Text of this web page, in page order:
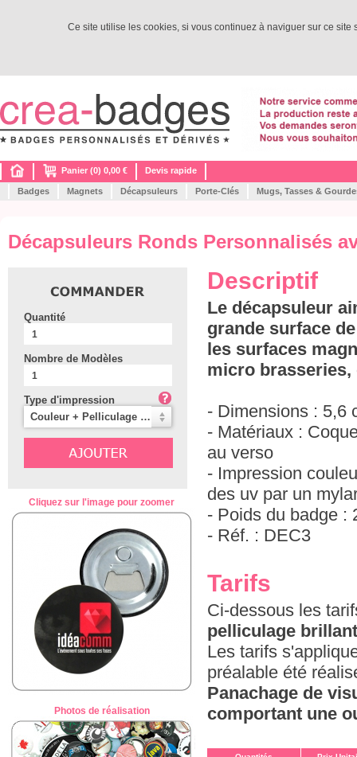
Ce site utilise les cookies, si vous continuez à naviguer sur ce
Panier (0) 0,00 € Devis rapide
Badges Magnets Décapsuleurs Porte-Clés Mugs, Tasses &
Décapsuleurs Ronds Personnalisés
Quantité
Nombre de Modèles
Type d'impression
Couleur + Pelliculage Brillant (Classique)
Cliquez sur l'image pour zoomer
Photos de réalisation
Descriptif
Le décapsuleur
grande surface
les surfaces
micro brasseries,
- Dimensions : 5,6
- Matériaux :
au verso
- Impression
des uv par un
- Poids du badge :
- Réf. : DEC3
Tarifs
Ci-dessous les
pelliculage brillant
Les tarifs
préalable été
Panachage de
comportant une